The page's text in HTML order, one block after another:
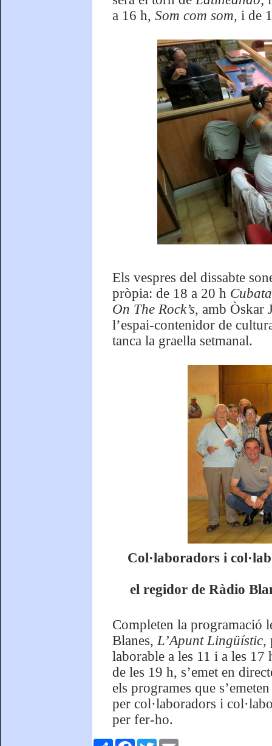
a 16 h, Som com som, i de
Els vespres del dissabte
pròpia: de 18 a 20 h
On The Rock’s, amb Òskar
l’espai-contenidor de
tanca la graella setmanal.
Col·laboradors i
el regidor de Ràdio
Completen la programació
Blanes, L’Apunt Lingüístic,
laborable a les 11 i a les 17
de les 19 h, s’emet en
els programes que
per col·laboradors i
per fer-ho.
ComparteixFacebookTwitter